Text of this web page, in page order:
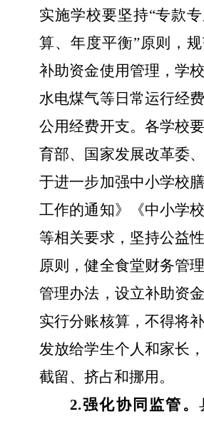
实施学校要坚持“专款
算、年度平衡”原则，
补助资金使用管理，学
水电煤气等日常运行经
公用经费开支。各学校要
育部、
国家发展改革委
于进一步加强中小学校
工作的通知》
《中小学
等相关要求 ，坚持公益
原则，健全食堂财务管
管理办法 ，设立补助资
实行分账核算， 不得将
发放给学生个人和家长，
截留、挤占和挪用。
2.强化协同监管。